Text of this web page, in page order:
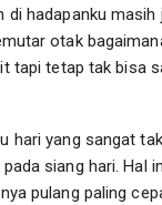
di hadapanku masih
otak
tapi tetap tak bisa
hari yang sangat
siang hari. Hal
pulang paling